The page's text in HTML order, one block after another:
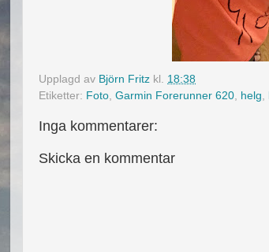
Upplagd av Björn Fritz kl. 18:38
Etiketter: Foto Garmin Forerunner 620 helg
Inga kommentarer:
Skicka en kommentar